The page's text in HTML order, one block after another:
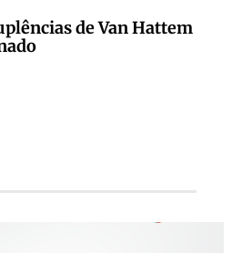
de Van Hattem